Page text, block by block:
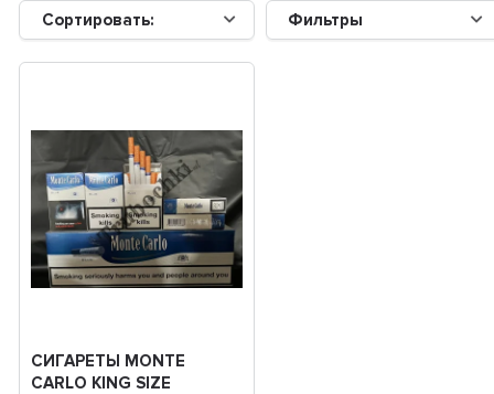
Сортировать: Фильтры
СИГАРЕТЫ MONTE
CARLO KING SIZE